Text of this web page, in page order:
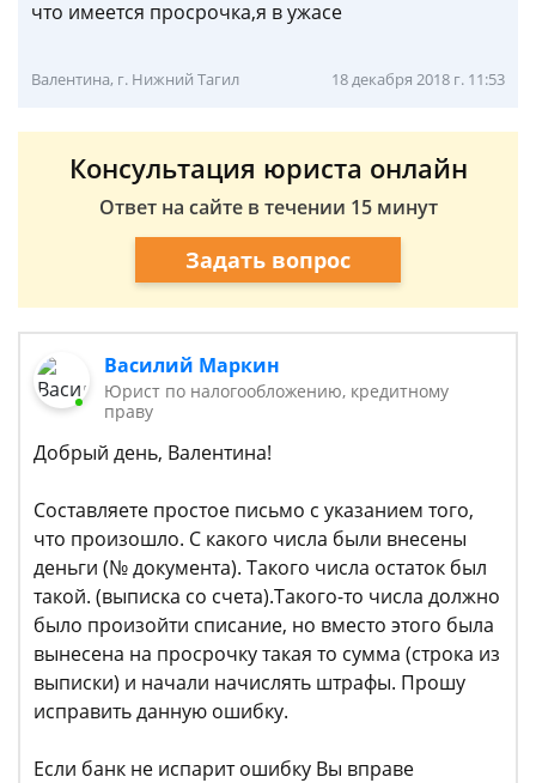
что имеется просрочка,я в ужасе
Валентина, г. Нижний Тагил 18 декабря 2018 г. 11:53
Консультация юриста онлайн
Ответ на сайте в течении 15 минут
Задать вопрос
Василий Маркин
Юрист по налогообложению, кредитному
праву
Добрый день, Валентина!
Составляете простое письмо с указанием того,
что произошло. С какого числа были внесены
деньги (№ документа). Такого числа остаток был
такой. (выписка со счета).Такого-то числа должно
было произойти списание, но вместо этого была
вынесена на просрочку такая то сумма (строка из
выписки) и начали начислять штрафы. Прошу
исправить данную ошибку.
Если банк не испарит ошибку Вы вправе